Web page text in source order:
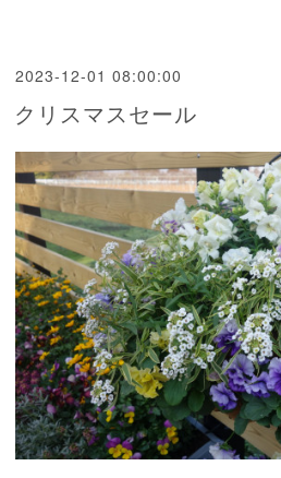
2023-12-01 08:00:00
クリスマスセール